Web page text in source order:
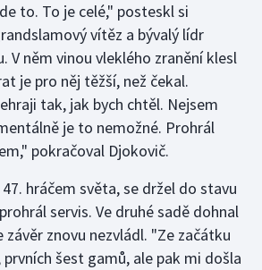
to. To je celé," posteskl si
vítěz a bývalý lídr
V něm vinou vleklého zranění klesl
je pro něj těžší, než čekal.
tak, jak bych chtěl. Nejsem
je to nemožné. Prohrál
pokračoval Djokovič.
hráčem světa, se držel do stavu
servis. Ve druhé sadě dohnal
znovu nezvládl. "Ze začátku
šest gamů, ale pak mi došla